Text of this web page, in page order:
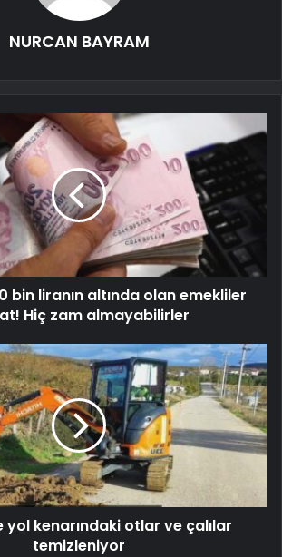
NURCAN BAYRAM
bin liranın altında olan emekliler
Hiç zam almayabilirler
yol kenarındaki otlar ve çalılar
temizleniyor